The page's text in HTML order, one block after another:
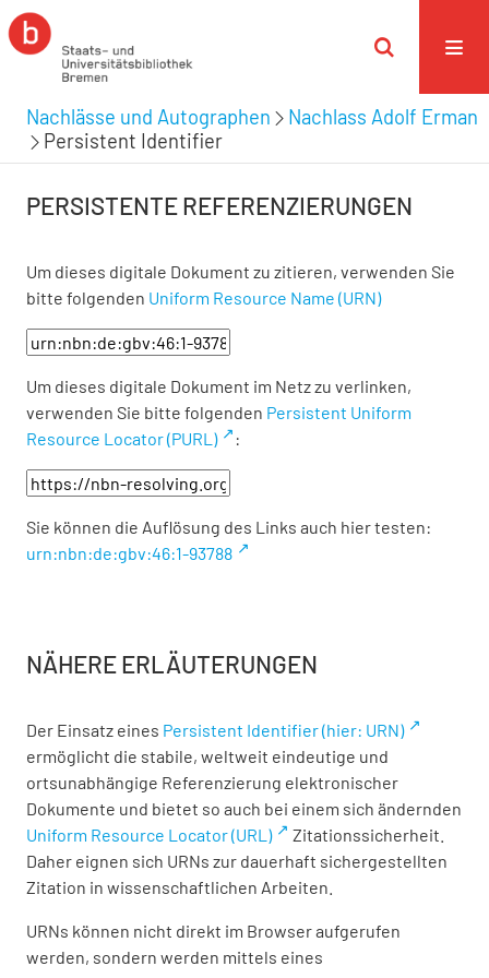
Nachlässe und Autographen
Nachlass Adolf Erman
Persistent Identifier
PERSISTENTE REFERENZIERUNGEN
Um dieses digitale Dokument zu zitieren, verwenden Sie
bitte folgenden Uniform Resource Name (URN)
Um dieses digitale Dokument im Netz zu verlinken,
verwenden Sie bitte folgenden Persistent Uniform
Resource Locator (PURL)
:
Sie können die Auflösung des Links auch hier testen:
urn:nbn:de:gbv:46:1-93788
NÄHERE ERLÄUTERUNGEN
Der Einsatz eines Persistent Identifier (hier: URN)
ermöglicht die stabile, weltweit eindeutige und
ortsunabhängige Referenzierung elektronischer
Dokumente und bietet so auch bei einem sich ändernden
Uniform Resource Locator (URL)
Zitationssicherheit.
Daher eignen sich URNs zur dauerhaft sichergestellten
Zitation in wissenschaftlichen Arbeiten.
URNs können nicht direkt im Browser aufgerufen
werden, sondern werden mittels eines